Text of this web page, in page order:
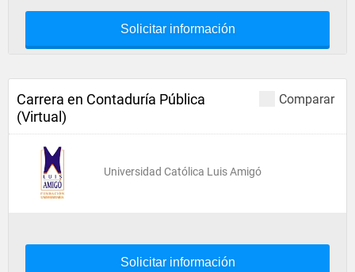
Solicitar información
Comparar
Carrera en Contaduría Pública
(Virtual)
Universidad Católica Luis Amigó
Solicitar información